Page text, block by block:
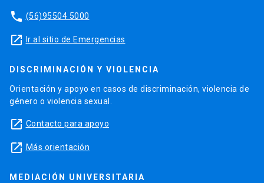
phone (56)95504 5000
launch Ir al sitio de Emergencias
DISCRIMINACIÓN Y VIOLENCIA
Orientación y apoyo en casos de discriminación, violencia de
género o violencia sexual.
launch Contacto para apoyo
launch Más orientación
MEDIACIÓN UNIVERSITARIA